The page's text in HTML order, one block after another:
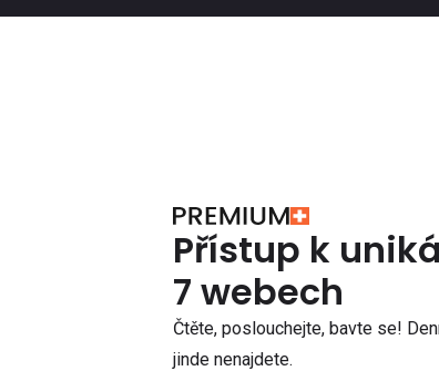
Přístup k
7 webech
Čtěte, poslouchejte, bavte se!
jinde nenajdete.